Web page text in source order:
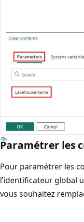
Paramétrer les
Pour paramétrer les
l’identificateur global
vous souhaitez